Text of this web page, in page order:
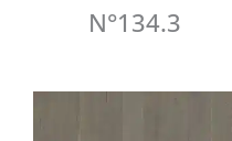
N°134.3